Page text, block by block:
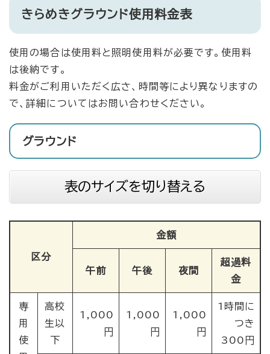
きらめきグラウンド使用料金表
使用の場合は使用料と照明使用料が必要です。使用料
は後納です。
料金がご利用いただく広さ、時間等により異なりますの
で、詳細についてはお問い合わせください。
グラウンド
表のサイズを切り替える
区分
金額
午前 午後 夜間
超過料
金
専
用
使
高校
生以
下
1,000
円
1,000
円
1,000
円
1時間に
つき
300円